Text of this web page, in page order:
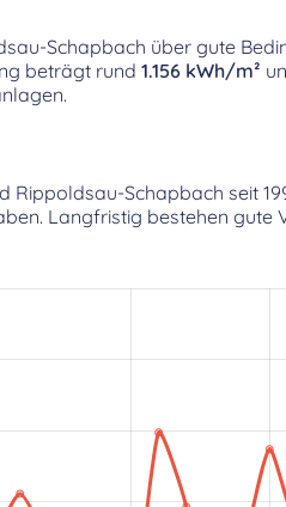
Schapbach über gute
beträgt rund 1.156 kWh/m²
Schapbach seit
Langfristig bestehen gute